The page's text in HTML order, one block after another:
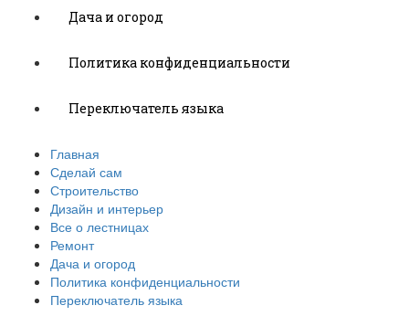
Дача и огород
Политика конфиденциальности
Переключатель языка
Главная
Сделай сам
Строительство
Дизайн и интерьер
Все о лестницах
Ремонт
Дача и огород
Политика конфиденциальности
Переключатель языка